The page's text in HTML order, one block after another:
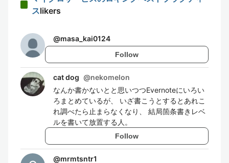
スlikers
@masa_kai0124
Follow
cat dog @nekomelon
なんか書かないとと思いつつEvernoteにいろい
ろまとめているが、 いざ書こうとするとあれこ
れ調べたら止まらなくなり、 結局箇条書きレベ
ルを書いて放置する人。
Follow
@mrmtsntr1